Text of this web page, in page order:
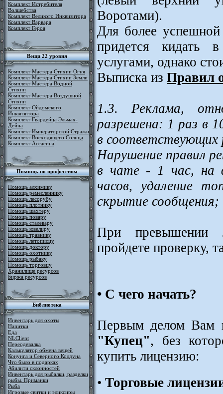
Комплект Истребителя
Волшебства
Комплект Великого Инквизитора
Комплект Варвара
Комплект Героя
Вещи 22 уровня
Комплект Мастера Стихии Огня
Комплект Мастера Стихии Земли
Комплект Мастера Водной
Стихии
Комплект Мастера Воздушной
Стихии
Комплект Ойдомского
Инквизитора
Комплект Гвардейца Эльмах-
Дейна
Комплект Императорской Стражи
Комплект Восходящего Солнца
Комплект Ассасина
Помощь по профессиям
Помощь алхимику
Помощь ремесленнику
Помощь лесорубу
Помощь плотнику
Помощь шахтеру
Помощь повару
Помощь сталевару
Помощь ювелиру
Помощь травнику
Помощь летописцу
Помощь доктору
Помощь охотнику
Помощь рыбаку
Помощь торговцу
Хранилище ресурсов
Биржа ресурсов
Библиотека
Инвентарь для охоты
Напитки
Еда
NLClient
Переодевалка
Калькулятор обмена вещей
Конунга и Северного Колдуна
Что было в подарках
Абилити склонностей
Инвентарь для рыбалки, разделки
рыбы. Приманки
Рыба
Игровые свитки и эликсиры
Воротами).
Для более
придется кидать
услугами, однако
Выписка из Правил
1.3. Реклама,
разрешена: 1 раз в
в соответствующих
Нарушение правил
в чате - 1 час, на
часов, удаление
скрытие сообщения;
При превышении
пройдете проверку,
• С чего начать?
Первым делом Вам
"Купец", без
купить лицензию:
• Торговые